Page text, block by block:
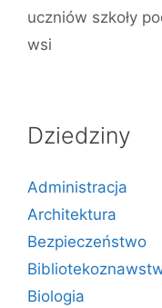
uczniów szkoły
wsi
Dziedziny
Administracja
Architektura
Bezpieczeństwo
Biologia